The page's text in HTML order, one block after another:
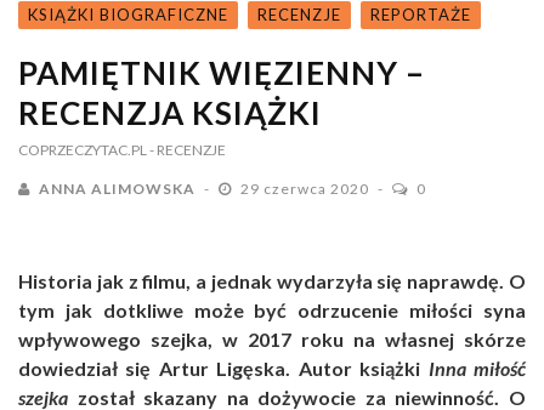
KSIĄŻKI BIOGRAFICZNE RECENZJE REPORTAŻE
PAMIĘTNIK WIĘZIENNY –
RECENZJA KSIĄŻKI
COPRZECZYTAC.PL - RECENZJE
ANNA ALIMOWSKA 29 czerwca 2020 0
Historia jak z filmu, a jednak wydarzyła się naprawdę. O
tym jak dotkliwe może być odrzucenie miłości syna
wpływowego szejka, w 2017 roku na własnej skórze
dowiedział się Artur Ligęska. Autor książki Inna miłość
szejka został skazany na dożywocie za niewinność. O